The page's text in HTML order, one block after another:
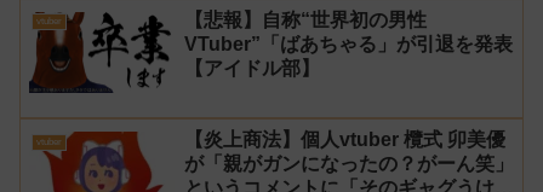
vtuber
【悲報】自称“世界初の男性
VTuber”「ばあちゃる」が引退を発表
【アイドル部】
vtuber
【炎上商法】個人vtuber 欖式 卯美優
が「親がガンになったの？がーん笑」